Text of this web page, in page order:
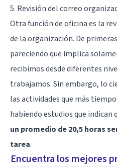
5. Revisión del correo
Otra función de oficina es la
de la organización. De
pareciendo que implica
recibimos desde diferentes
trabajamos. Sin embargo, lo
las actividades que más
habiendo estudios que indican
un promedio de 20,5 horas
tarea.
Encuentra los mejores